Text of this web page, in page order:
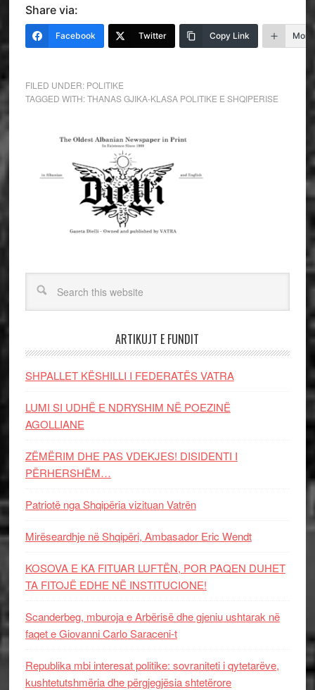
Share via:
Facebook Twitter Copy Link More
FILED UNDER: POLITIKE
TAGGED WITH:THANAS GJIKA-KLASA POLITIKE E SHQIPERISE
ARTIKUJT E FUNDIT
SHPALLET KËSHILLI I FEDERATËS VATRA
LUMI SI UDHË E NDRYSHIM NË POEZINË
AGOLLIANE
ZËMËRIM DHE PAS VDEKJES! DISIDENTI I
PËRHERSHËM…
Patriotë nga Shqipëria vizituan Vatrën
Mirëseardhje në Shqipëri, Ambasador Eric Wendt
KOSOVA E KA FITUAR LUFTËN, POR PAQEN DUHET
TA FITOJË EDHE NË INSTITUCIONE!
Scanderbeg, mburoja e Arbërisë dhe gjeniu ushtarak në
faqet e Giovanni Carlo Saraceni-t
Republika mbi interesat politike: sovraniteti i qytetarëve,
kushtetutshmëria dhe përgjegjësia shtetërore